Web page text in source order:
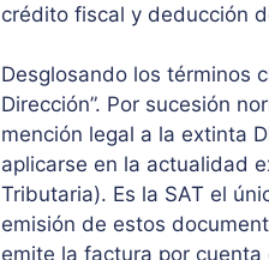
crédito fiscal y deducción
Desglosando los términos
Dirección”. Por sucesión
mención legal a la extinta
aplicarse en la actualidad
Tributaria). Es la SAT el
emisión de estos
emite la factura por